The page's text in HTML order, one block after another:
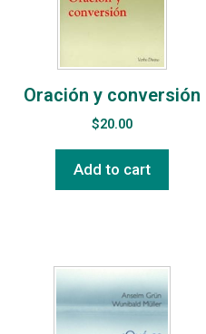
Oración y conversión
$20.00
Add to cart